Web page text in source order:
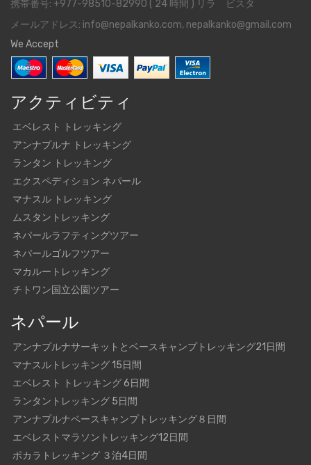
携帯番号: +977-98510-82990 ( 24 時間 ) リラ ビスタ
メールアドレス: info@nepalkanko.com, nepalkanko@gmail.com
We Accept
アクティビティ
エベレスト トレッキング
アンナプルナ トレッキング
ランタン トレッキング
エクスペディション ネパール
マナスル トレッキング
ムスタントレッキング
ネパールラフティングツアー
ネパールゴルフツアー
マカルートレッキング
チトワン国立公園ツアー
ネパール
アンナプルナサーキットとベースキャンプトレッキング21日間
マナスルトレッキング 15日間
エベレスト トレッキング 6日間
ランタントレッキング 5日間
アンナプルナベースキャンプトレッキング８日間
エベレストマラソントレッキング12日間
ポカラトレッキング ３泊4日間